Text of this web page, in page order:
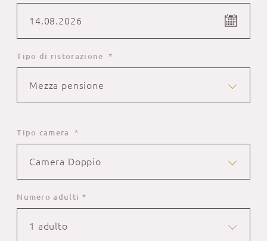
14.08.2026
Tipo di ristorazione *
Mezza pensione
Tipo camera *
Camera Doppio
Numero adulti *
1 adulto